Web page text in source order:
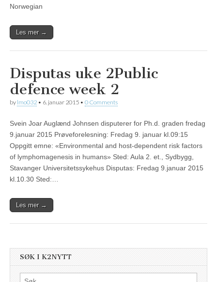
Norwegian
Les mer →
Disputas uke 2Public
defence week 2
by lmo032 • 6. januar 2015 • 0 Comments
Svein Joar Auglænd Johnsen disputerer for Ph.d. graden fredag
9.januar 2015 Prøveforelesning: Fredag 9. januar kl.09:15
Oppgitt emne: «Environmental and host-dependent risk factors
of lymphomagenesis in humans» Sted: Aula 2. et., Sydbygg,
Stavanger Universitetssykehus Disputas: Fredag 9.januar 2015
kl.10.30 Sted:…
Les mer →
SØK I K2NYTT
Søk